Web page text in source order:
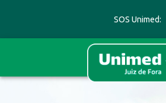
SOS Unimed: